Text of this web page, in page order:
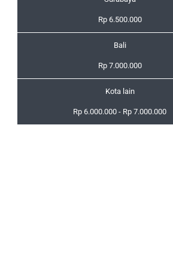
Rp 6.500.000
Bali
Rp 7.000.000
Kota lain
Rp 6.000.000 - Rp 7.000.000